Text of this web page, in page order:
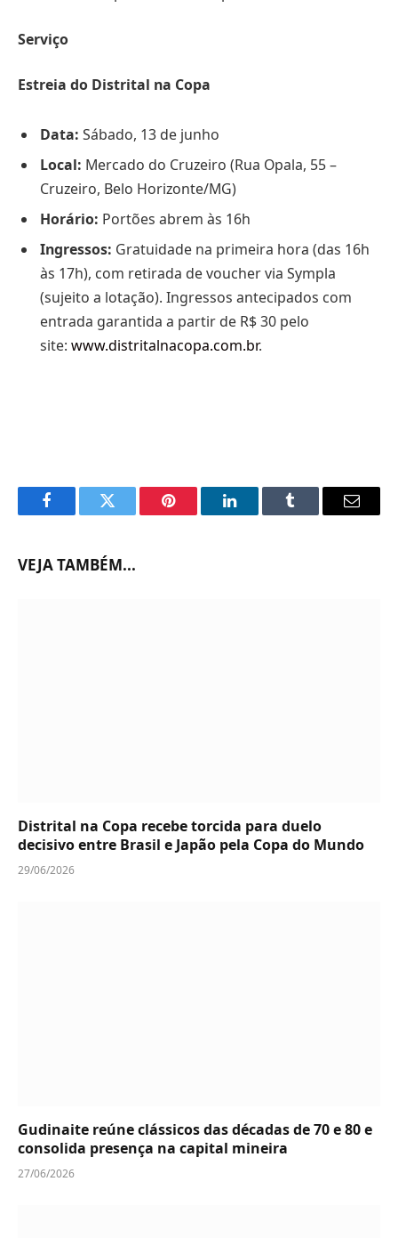
Serviço
Estreia do Distrital na Copa
Data: Sábado, 13 de junho
Local: Mercado do Cruzeiro (Rua Opala, 55 –
Cruzeiro, Belo Horizonte/MG)
Horário: Portões abrem às 16h
Ingressos: Gratuidade na primeira hora (das 16h
às 17h), com retirada de voucher via Sympla
(sujeito a lotação). Ingressos antecipados com
entrada garantida a partir de R$ 30 pelo
site: www.distritalnacopa.com.br.
FacebookTwitter Pinterest LinkedInTumblr Email
VEJA TAMBÉM...
Distrital na Copa recebe torcida para duelo
decisivo entre Brasil e Japão pela Copa do Mundo
29/06/2026
Gudinaite reúne clássicos das décadas de 70 e 80 e
consolida presença na capital mineira
27/06/2026